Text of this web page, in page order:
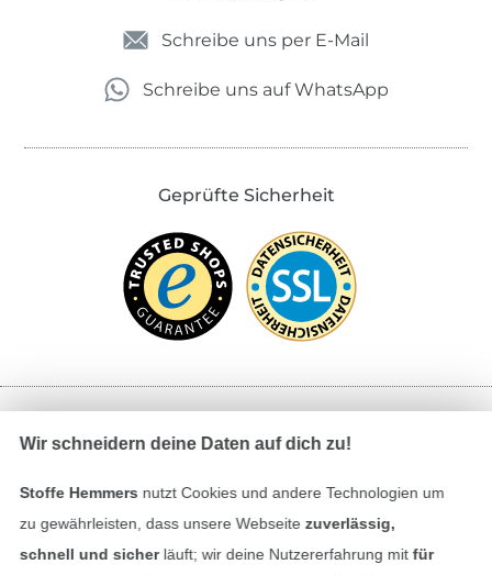
Schreibe uns per E-Mail
Schreibe uns auf WhatsApp
Geprüfte Sicherheit
Bezahlen mit
Wir schneidern deine Daten auf dich zu!
Stoffe Hemmers nutzt Cookies und andere Technologien um
zu gewährleisten, dass unsere Webseite zuverlässig,
schnell und sicherläuft; wir deine Nutzererfahrung mitfür